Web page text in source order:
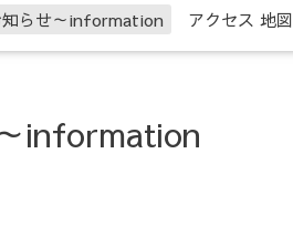
知らせ～information アクセス 地図
information